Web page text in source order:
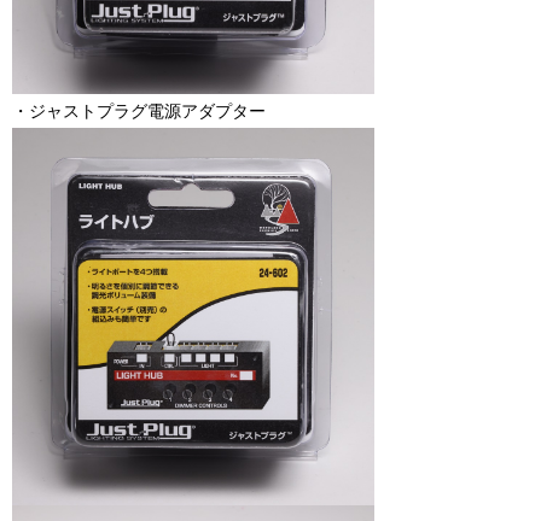
・ジャストプラグ電源アダプター